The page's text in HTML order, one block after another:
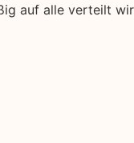
auf alle verteilt